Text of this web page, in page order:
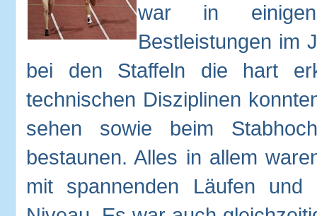
war in
Bestleistungen im
bei den Staffeln die hart
technischen Disziplinen
sehen sowie beim
bestaunen. Alles in allem
mit spannenden Läufen und